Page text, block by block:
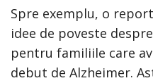
Spre exemplu, o
idee de poveste
pentru familiile care
debut de Alzheimer.